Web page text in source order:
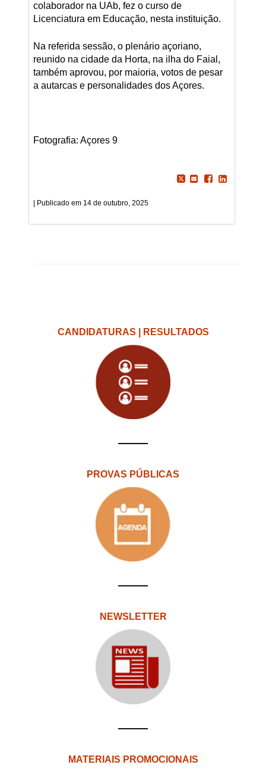
colaborador na UAb, fez o curso de
Licenciatura em Educação, nesta instituição.
Na referida sessão, o plenário açoriano,
reunido na cidade da Horta, na ilha do Faial,
também aprovou, por maioria, votos de pesar
a autarcas e personalidades dos Açores.
Fotografia: Açores 9
14 de outubro, 2025
CANDIDATURAS | RESULTADOS
PROVAS PÚBLICAS
NEWSLETTER
MATERIAIS PROMOCIONAIS